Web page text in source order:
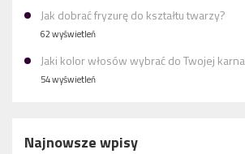
Jak dobrać fryzurę do kształtu twarzy?
62 wyświetleń
Jaki kolor włosów wybrać do Twojej
54 wyświetleń
Najnowsze wpisy